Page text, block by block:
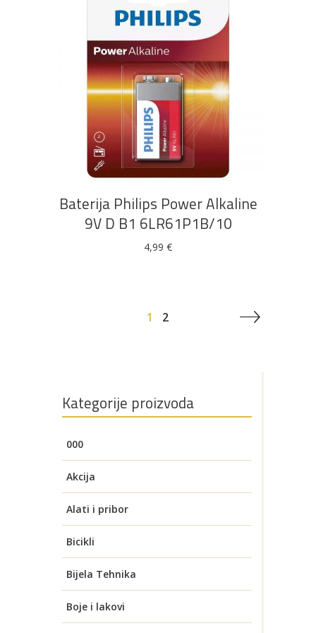
DODAJ U KOŠARICU
Baterija Philips Power Alkaline
9V D B1 6LR61P1B/10
4,99 €
1 2
Kategorije proizvoda
000
Akcija
Alati i pribor
Akumulatorski alati
Aku brusilice
Brusilice za zid (Žirafa)
Aku bušilice i čekići
Auto oprema
Alati za visoki napon
Benzinski alati
Bicikli
Električni bicikli
Električni romobili
Bijela Tehnika
Grijača ladica
Boje i lakovi